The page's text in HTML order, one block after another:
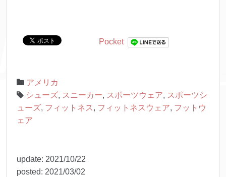
Pocket
アメリカ
シューズ, スニーカー, スポーツウェア, スポーツシ
ューズ, フィットネス, フィットネスウェア, フットウ
ェア
update: 2021/10/22
posted: 2021/03/02